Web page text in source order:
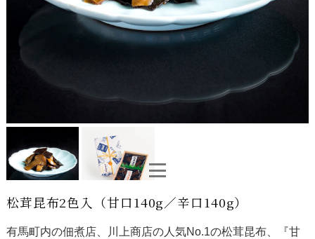
松茸昆布2色入（甘口140g／辛口140g）
有馬町内の佃煮店、川上商店の人気No.1の松茸昆布、『甘